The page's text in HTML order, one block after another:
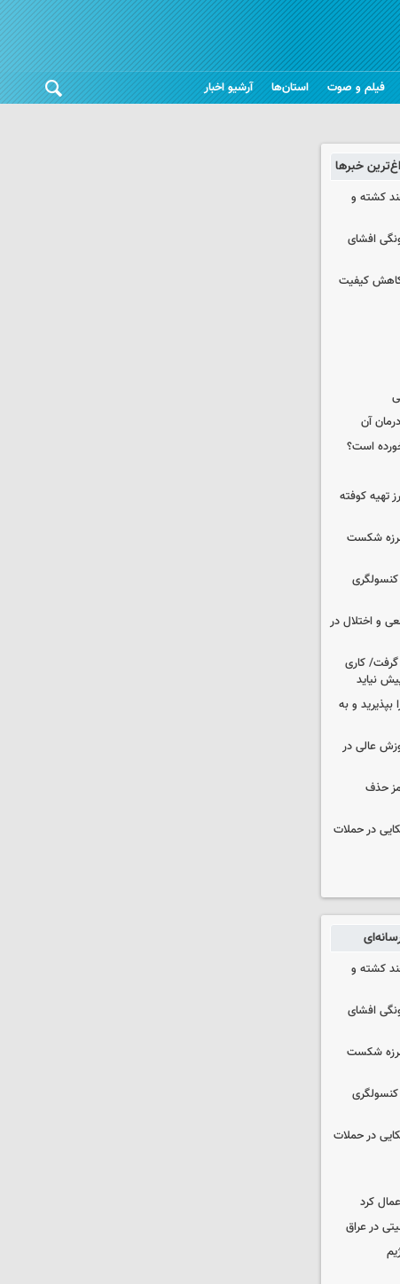
فیلم و صوت استان‌ها آرشیو اخبار
خبرها
چند کشته و
افشای
کاهش کیفیت
آن
است؟
تهیه کوفته
شکست
کنسولگری
و اختلال در
گرفت/ کاری
نیاید
و به
عالی در
حذف
آمریکایی در حملات
چند کشته و
افشای
شکست
کنسولگری
آمریکایی در حملات
کرد
در عراق